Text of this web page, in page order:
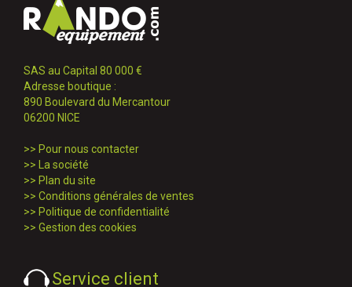
SAS au Capital 80 000 €
Adresse boutique :
890 Boulevard du Mercantour
06200 NICE
>> Pour nous contacter
>>
La société
>> Plan du site
>> Conditions générales de ventes
>> Politique de confidentialité
>> Gestion des cookies
Service client